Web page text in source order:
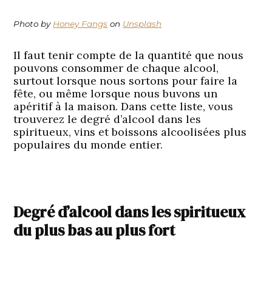
Photo by Honey Fangs on Unsplash
Il faut tenir compte de la quantité que nous
pouvons consommer de chaque alcool,
surtout lorsque nous sortons pour faire la
fête, ou même lorsque nous buvons un
apéritif à la maison. Dans cette liste, vous
trouverez le degré d’alcool dans les
spiritueux, vins et boissons alcoolisées plus
populaires du monde entier.
Degré d’alcool dans les spiritueux
du plus bas au plus fort